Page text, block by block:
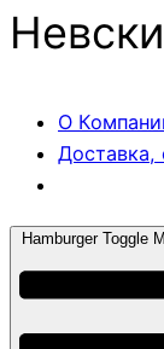
О
Доставка,
Hamburger Toggle